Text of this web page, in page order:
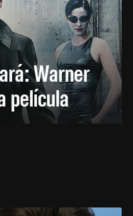
Warner
película